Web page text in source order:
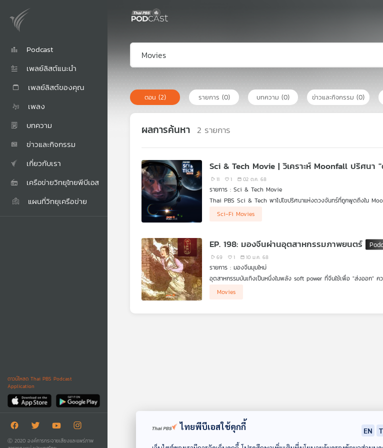
Podcast
เพลย์ลิสต์แนะนำ
เพลย์ลิสต์ของคุณ
เพลง
บทความ
ข่าวและกิจกรรม
เกี่ยวกับเรา
เครือข่ายวิทยุไทยพีบีเอส
แผนที่วิทยุเครือข่าย
ดาวน์โหลด Thai PBS Podcast
Application
Ⓒ 2020 องค์การกระจายเสียงและแพร่ภาพ
ตอน (2) รายการ (0) บทความ (0) ข่าวและกิจกรรม (0)
ผลการค้นหา 2 รายการ
Sci & Tech Movie | วิเคราะห์ Moonfall ปริศน
11 1 02 ต.ค. 68
รายการ : Sci & Tech Movie
Thai PBS Sci & Tech พาไปไขปริศนาแห่งดวงจันทร์ที่ถูกพูดถึงใน
จินตนาการในภาพยนตร์
Sci-Fi Movies
EP. 198: มองจีนผ่านอุตสาหกรรมภาพยนตร์
69 1 10 ม.ค. 68
รายการ : มองจีนมุมใหม่
อุตสาหกรรมบันเทิงเป็นหนึ่งในพลัง soft power ที่จีนใช้เพื่อ "ส่งออก" ค
ของการแสดง "งิ้ว" หรืออุปรากรจีน มีส่วนปรากฏในยุคต้นของแผ่นฟิล์มจี
Movies
ไทยพีบีเอสใช้คุกกี้ EN